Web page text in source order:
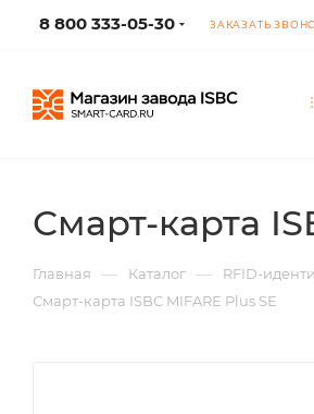
8 800 333-05-30 ЗАКАЗАТЬ
Смарт-карта
Главная — Каталог — RFID-
Смарт-карта ISBC MIFARE Plus SE